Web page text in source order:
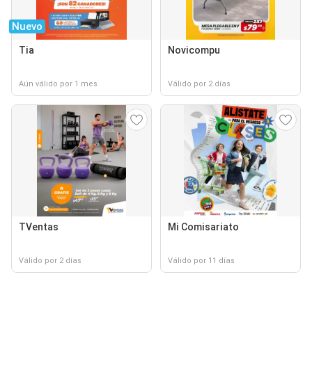
Nuevo
Tia
Aún válido por 1 mes
Novicompu
Válido por 2 días
TVentas
Válido por 2 días
Mi Comisariato
Válido por 11 días